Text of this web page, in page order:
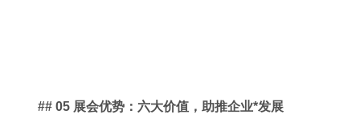
## 05 展会优势：六大价值，助推企业*发展